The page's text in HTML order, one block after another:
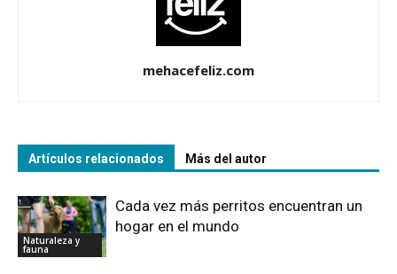
mehacefeliz.com
Artículos relacionados Más del autor
Naturaleza y
fauna
Cada vez más perritos encuentran un
hogar en el mundo